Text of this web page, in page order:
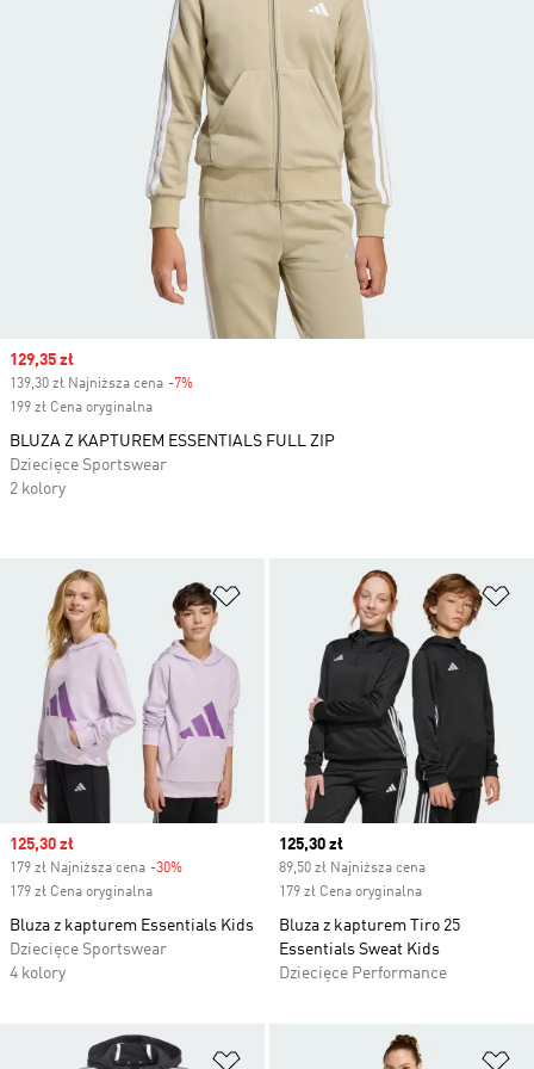
Dodaj do listy życzeń
Sale price
125,30 zł
179 zł Najniższa cena -30%
179 zł Cena oryginalna
Bluza z kapturem Essentials Kids
Dziecięce Sportswear
4 kolory
Current price
125,30 zł
89,50 zł Najniższa cena
179 zł Cena oryginalna
Bluza z kapturem Tiro 25
Essentials Sweat Kids
Dziecięce Performance
Dodaj do listy życzeń
Sale price
129,35 zł
139,30 zł Najniższa cena -7%
199 zł Cena oryginalna
BLUZA Z KAPTUREM ESSENTIALS FULL ZIP
Dziecięce Sportswear
2 kolory